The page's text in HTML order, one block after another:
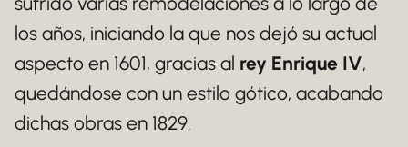
los años, iniciando la que nos dejó su actual
aspecto en 1601, gracias al rey Enrique IV,
quedándose con un estilo gótico, acabando
dichas obras en 1829.